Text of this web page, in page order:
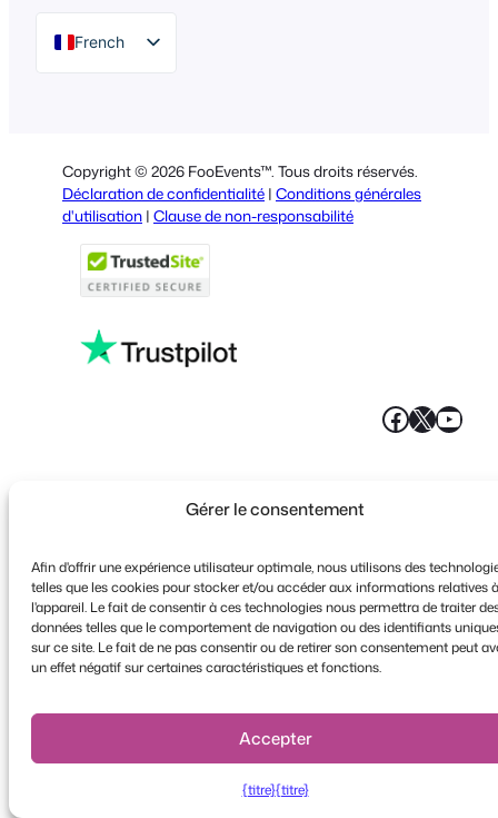
Gérer le consentement
Afin d'offrir une expérience utilisateur optimale, nous utilisons des
telles que les cookies pour stocker et/ou accéder aux informations relatives à
l'appareil. Le fait de consentir à ces technologies nous permettra de traiter
données telles que le comportement de navigation ou des identifiants
sur ce site. Le fait de ne pas consentir ou de retirer son consentement peut
un effet négatif sur certaines caractéristiques et fonctions.
Accepter
{titre}{titre}
French
English
Spanish
Italian
Portuguese
Polish
Greek
Copyright © 2026 FooEvents™. Tous droits réservés.
Déclaration de confidentialité | Conditions générales
d'utilisation | Clause de non-responsabilité
X